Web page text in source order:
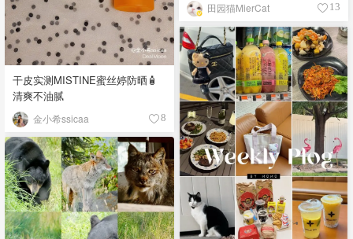
田园猫MierCat 13
干皮实测MISTINE蜜丝婷防晒🧴
清爽不油腻
金小希ssicaa 8